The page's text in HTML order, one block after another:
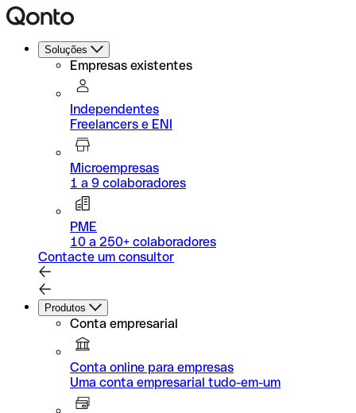
Soluções
Empresas existentes
Independentes
Freelancers e ENI
Microempresas
1 a 9 colaboradores
PME
10 a 250+ colaboradores
Contacte um consultor
Produtos
Conta empresarial
Conta online para empresas
Uma conta empresarial tudo-em-um